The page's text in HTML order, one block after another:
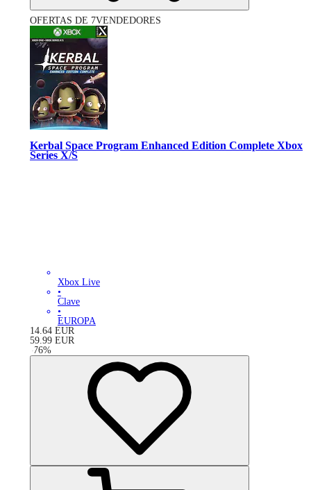
OFERTAS DE 7VENDEDORES
Kerbal Space Program Enhanced Edition Complete Xbox
Series X/S
Xbox Live
•
Clave
•
EUROPA
14.64 EUR
59.99 EUR
-76%